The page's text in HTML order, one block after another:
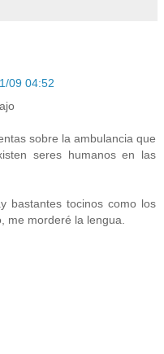
09 04:52
sobre la ambulancia que
seres humanos en las
bastantes tocinos como los
me morderé la lengua.